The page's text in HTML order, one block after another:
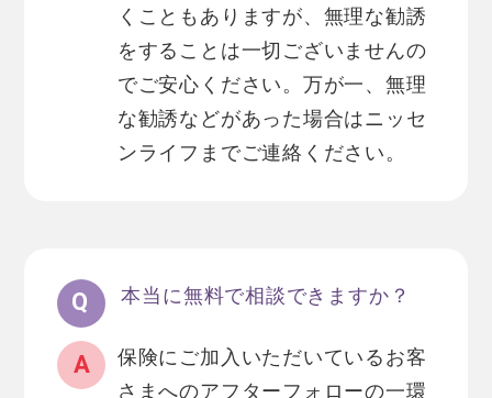
くこともありますが、無理な勧誘
をすることは一切ございませんの
でご安心ください。万が一、無理
な勧誘などがあった場合はニッセ
ンライフまでご連絡ください。
本当に無料で相談できますか？
保険にご加入いただいているお客
さまへのアフターフォローの一環